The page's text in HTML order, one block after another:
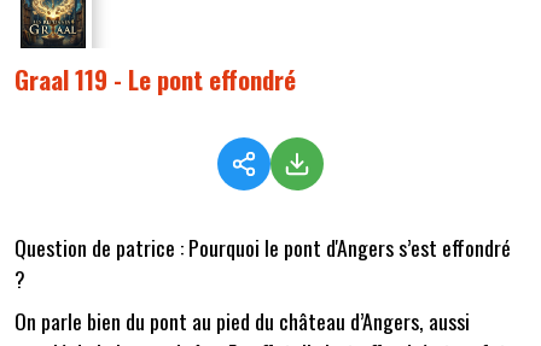
Graal 119 - Le pont effondré
Question de patrice : Pourquoi le pont d'Angers s’est effondré
?
On parle bien du pont au pied du château d’Angers, aussi